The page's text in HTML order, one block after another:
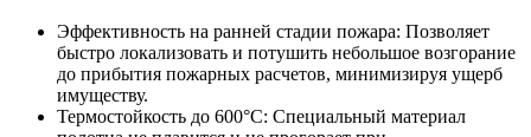
Эффективность на ранней стадии пожара: Позволяет
быстро локализовать и потушить небольшое возгорание
до прибытия пожарных расчетов, минимизируя ущерб
имуществу.
Термостойкость до 600°C: Специальный материал